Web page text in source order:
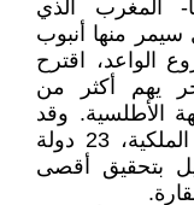
المغرب الذي
منها أنبوب
الواعد، اقترح
يهم أكثر من
الأطلسية. وقد
اجتمعت، في الرباط استجابة للرؤية الملكية، 23 دولة
بتحقيق أقصى